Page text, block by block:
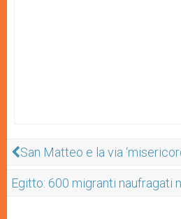
San Matteo e la via
Egitto: 600 migranti naufragati